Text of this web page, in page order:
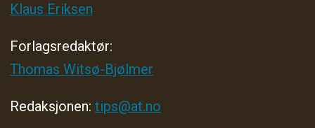
Klaus Eriksen
Forlagsredaktør:
Thomas Witsø-Bjølmer
Redaksjonen: tips@at.no